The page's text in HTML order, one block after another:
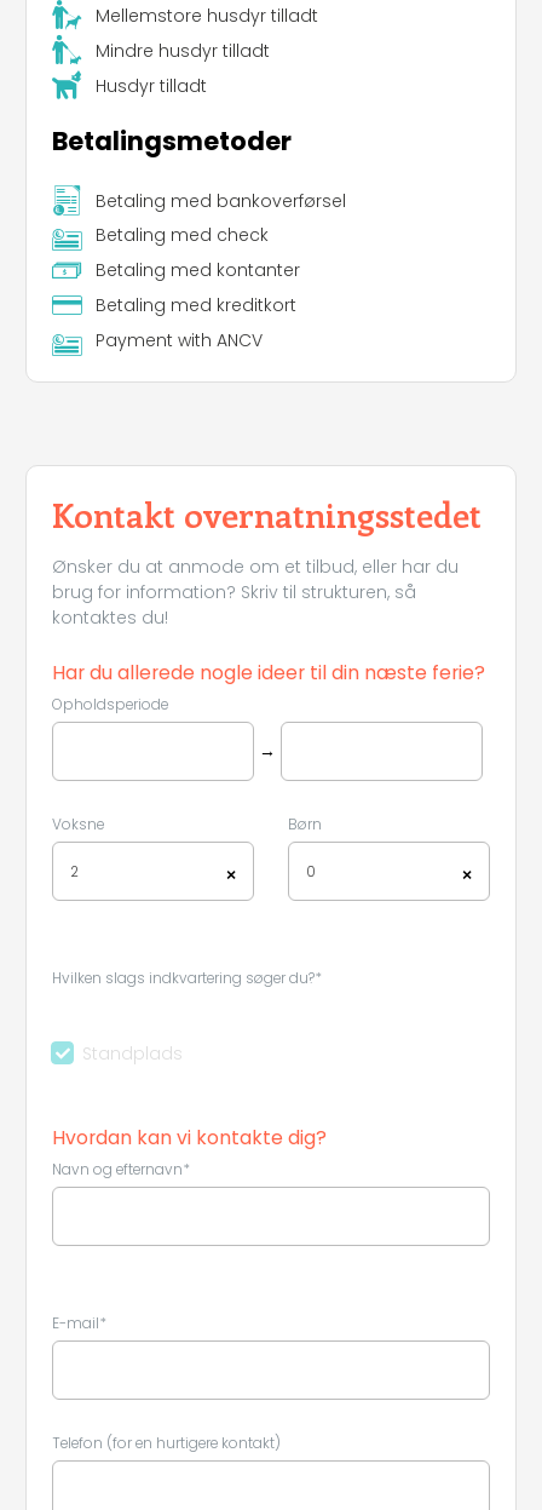
Mellemstore husdyr tilladt
Mindre husdyr tilladt
Husdyr tilladt
Betalingsmetoder
Betaling med bankoverførsel
Betaling med check
Betaling med kontanter
Betaling med kreditkort
Payment with ANCV
Kontakt overnatningsstedet
Ønsker du at anmode om et tilbud, eller har du
brug for information? Skriv til strukturen, så
kontaktes du!
Har du allerede nogle ideer til din næste ferie?
Opholdsperiode
→
Voksne
×
2
Børn
×
0
Hvilken slags indkvartering søger du?*
Standplads
Hvordan kan vi kontakte dig?
Navn og efternavn*
E-mail*
Telefon (for en hurtigere kontakt)